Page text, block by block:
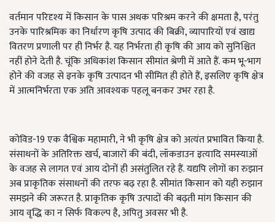
वर्तमान परिदृश्य में किसान के पास अथक परिश्रम करने की क्षमता है, परंतु
उनके पारिश्रमिक का निर्धारण कृषि उत्पाद की बिक्री, व्यापारियों एवं खाद्य
वितरण प्रणाली पर ही निर्भर है. यह निर्भरता ही कृषि की आय को सुनिश्चित
नहीं होने देती है. चूंकि अधिकांश किसान सीमांत श्रेणी में आते हैं. कम भू-भाग
होने की वजह से इनके कृषि उत्पादन भी सीमित ही होते हैं, इसलिए कृषि क्षेत्र
में आत्मनिर्भरता एक अति आवश्यक पहलू बनकर उभर रहा है.
कोविड-19 एक वैश्विक महामारी, ने भी कृषि क्षेत्र को अत्यंत प्रभावित किया है.
संसाधनों के अतिरिक्त खर्च, बाजारों की बंदी, लॉकडाउन इत्यादि समस्याओं
के वजह से लागत एवं आय दोनों ही असंतुलित रहे हैं. यद्यपि लोगों का रुझान
अब प्राकृतिक संसाधनों की तरफ बढ़ रहा है. सीमांत किसान को यही रुझान
समझने की जरूरत है. प्राकृतिक कृषि उत्पादों की बढ़ती मांग किसान की
आय वृद्धि का न सिर्फ विकल्प है, अपितु अवसर भी है.